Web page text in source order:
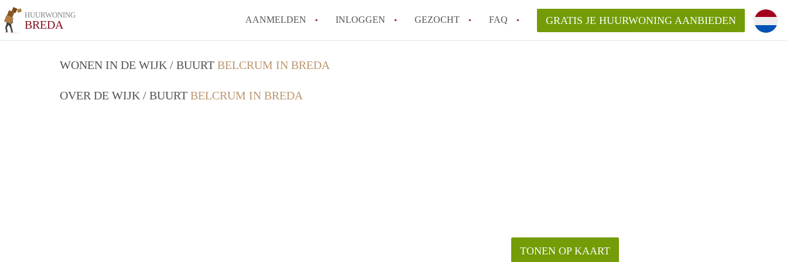
HUURWONING
BREDA AANMELDEN INLOGGEN GEZOCHT FAQ GRATIS JE HUURWONING AANBIEDEN
WONEN IN DE WIJK / BUURT BELCRUM IN BREDA
OVER DE WIJK / BUURT BELCRUM IN BREDA
TONEN OP KAART